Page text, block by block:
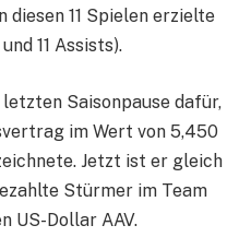
diesen 11 Spielen erzielte
11 Assists).
Saisonpause dafür,
im Wert von 5,450
Jetzt ist er gleich
Stürmer im Team
US-Dollar AAV.